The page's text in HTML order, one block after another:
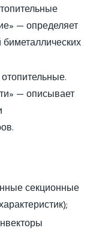
— определяет
— описывает
секционные